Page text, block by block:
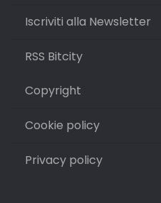
Iscriviti alla Newsletter
RSS Bitcity
Copyright
Cookie policy
Privacy policy